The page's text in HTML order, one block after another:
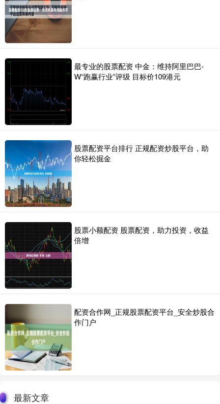
最专业的股票配资 中金：维持阿里巴巴-
W“跑赢行业”评级 目标价109港元
股票配资平台排行 正规配资炒股平台，助
你轻松掘金
股票小额配资 股票配资，助力投资，收益
倍增
配资合作网_正规股票配资平台_安全炒股合
作门户
最新文章